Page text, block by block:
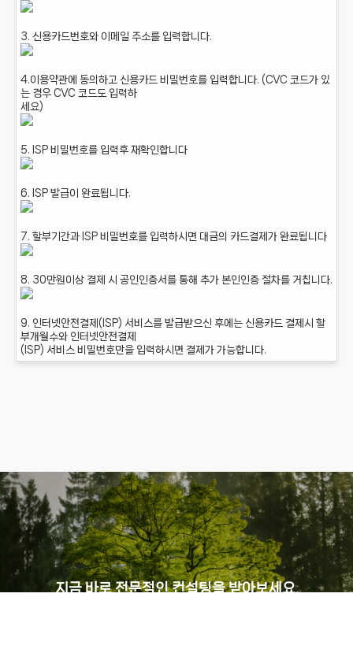
3. 신용카드번호와 이메일 주소를 입력합니다.
4.이용약관에 동의하고 신용카드 비밀번호를 입력합니다. (CVC 코드가 있
는 경우 CVC 코드도 입력하
세요)
5. ISP 비밀번호를 입력후 재확인합니다
6. ISP 발급이 완료됩니다.
7. 할부기간과 ISP 비밀번호를 입력하시면 대금의 카드결제가 완료됩니다
8. 30만원이상 결제 시 공인인증서를 통해 추가 본인인증 절차를 거칩니다.
9. 인터넷안전결제(ISP) 서비스를 발급받으신 후에는 신용카드 결제시 할
부개월수와 인터넷안전결제
(ISP) 서비스 비밀번호만을 입력하시면 결제가 가능합니다.
지금 바로 전문적인 컨설팅을 받아보세요.